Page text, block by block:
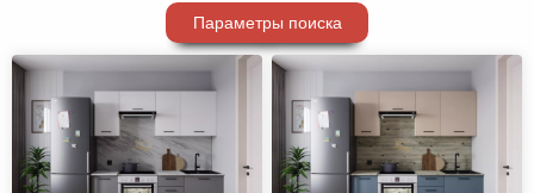
гостиную
для
прихожей
Столы
Комоды
Офисная
мебель
Столы
Параметры поиска